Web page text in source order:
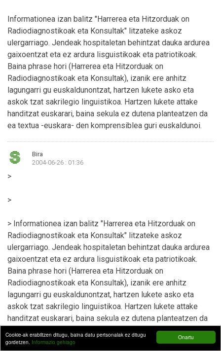
Onartu
Cookie-ak erabiltzen ditugu, baina datu pertsonalak ez ditugu
gordetzen. Informazio gehiago
Informationea izan balitz "Harrerea eta Hitzorduak on
Radiodiagnostikoak eta Konsultak" litzateke askoz
ulergarriago. Jendeak hospitaletan behintzat dauka ardurea
gaixoentzat eta ez ardura lisguistikoak eta patriotikoak.
Baina phrase hori (Harrerea eta Hitzorduak on
Radiodiagnostikoak eta Konsultak), izanik ere anhitz
lagungarri gu euskaldunontzat, hartzen lukete asko eta
askok tzat sakrilegio linguistikoa. Hartzen lukete attake
handitzat euskarari, baina sekula ez dutena planteatzen da
ea textua -euskara- den komprensiblea guri euskaldunoi.
Bira
2004-06-26 : 01:36
>
>
> Informationea izan balitz "Harrerea eta Hitzorduak on
Radiodiagnostikoak eta Konsultak" litzateke askoz
ulergarriago. Jendeak hospitaletan behintzat dauka ardurea
gaixoentzat eta ez ardura lisguistikoak eta patriotikoak.
Baina phrase hori (Harrerea eta Hitzorduak on
Radiodiagnostikoak eta Konsultak), izanik ere anhitz
lagungarri gu euskaldunontzat, hartzen lukete asko eta
askok tzat sakrilegio linguistikoa. Hartzen lukete attake
handitzat euskarari, baina sekula ez dutena planteatzen da
ea textua -euskara- den komprensiblea guri euskaldunoi.